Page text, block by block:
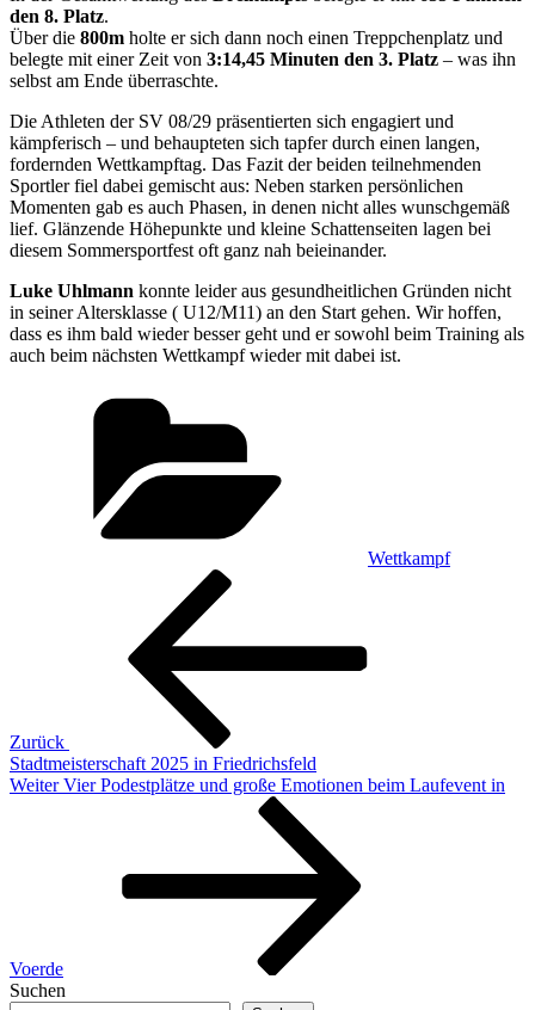
den 8. Platz.
Über die 800m holte er sich dann noch einen Treppchenplatz und
belegte mit einer Zeit von 3:14,45 Minuten den 3. Platz – was ihn
selbst am Ende überraschte.
Die Athleten der SV 08/29 präsentierten sich engagiert und
kämpferisch – und behaupteten sich tapfer durch einen langen,
fordernden Wettkampftag. Das Fazit der beiden teilnehmenden
Sportler fiel dabei gemischt aus: Neben starken persönlichen
Momenten gab es auch Phasen, in denen nicht alles wunschgemäß
lief. Glänzende Höhepunkte und kleine Schattenseiten lagen bei
diesem Sommersportfest oft ganz nah beieinander.
Luke Uhlmann konnte leider aus gesundheitlichen Gründen nicht
in seiner Altersklasse ( U12/M11) an den Start gehen. Wir hoffen,
dass es ihm bald wieder besser geht und er sowohl beim Training als
auch beim nächsten Wettkampf wieder mit dabei ist.
Wettkampf
Beitragsnavigation
Zurück
Stadtmeisterschaft 2025 in Friedrichsfeld
Nächster
Weiter Vier Podestplätze und große Emotionen beim Laufevent in
Voerde
Suchen